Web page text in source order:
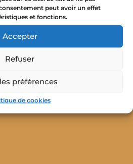
peut avoir un effet
et fonctions.
Accepter
Refuser
préférences
de cookies
las redes sociales